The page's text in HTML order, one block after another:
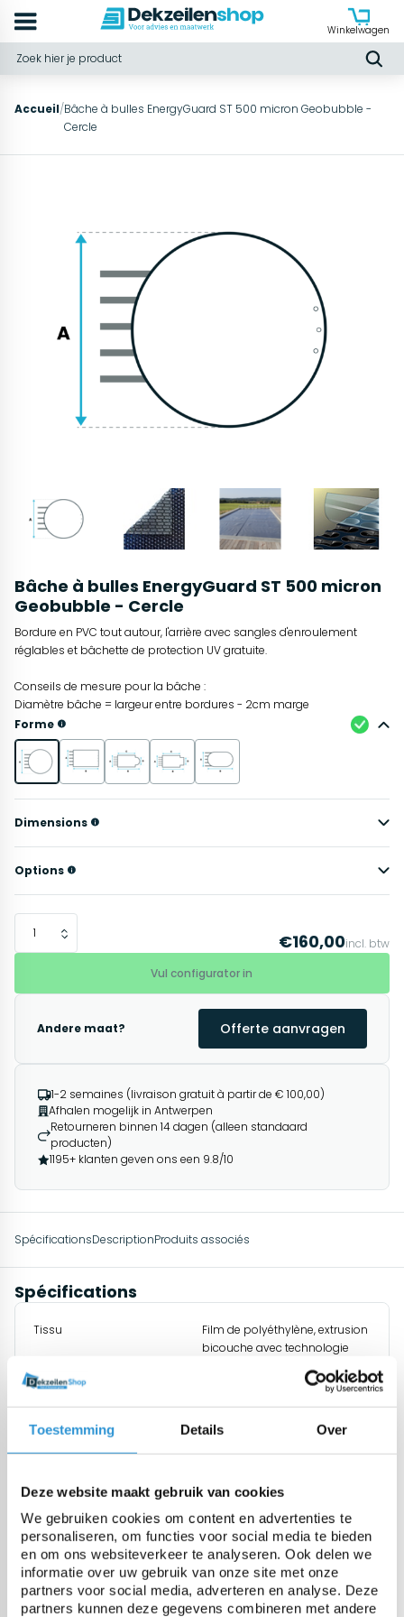
Toestemming Details Over
Deze website maakt gebruik van cookies
We gebruiken cookies om content en advertenties te
personaliseren, om functies voor social media te bieden
en om ons websiteverkeer te analyseren. Ook delen we
informatie over uw gebruik van onze site met onze
partners voor social media, adverteren en analyse. Deze
partners kunnen deze gegevens combineren met andere
Winkelwagen
Accueil/Bâche à bulles EnergyGuard ST 500 micron Geobubble -
Cercle
Bâche à bulles EnergyGuard ST 500 micron
Geobubble - Cercle
Bordure en PVC tout autour, l'arrière avec sangles d'enroulement
réglables et bâchette de protection UV gratuite.
Conseils de mesure pour la bâche :
Diamètre bâche = largeur entre bordures - 2cm marge
Forme
Dimensions
Options
€160,00incl. btw
Vul configurator in
Andere maat? Offerte aanvragen
1-2 semaines (livraison gratuit à partir de € 100,00)
Afhalen mogelijk in Antwerpen
Retourneren binnen 14 dagen (alleen standaard
producten)
1195+ klanten geven ons een 9.8/10
SpécificationsDescriptionProduits associés
Spécifications
Tissu
Film de polyéthylène, extrusion
bicouche avec technologie
Epaisseur 500 micron (+/- 10%)
Stabilisé UV
Standard 0,6% additif UV + 0,9%
additif
Résistance à la temperature -25 jusq'à +70°C